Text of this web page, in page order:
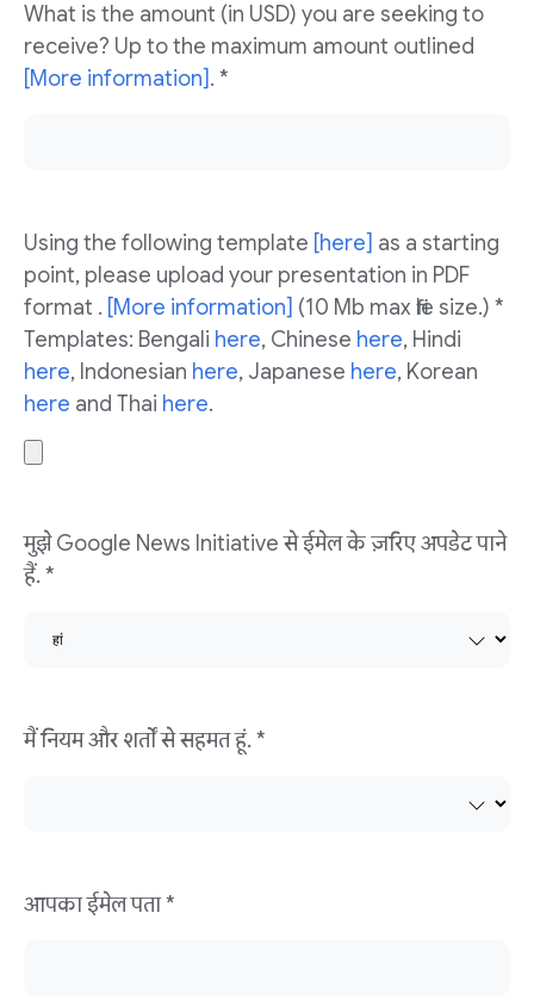
What is the amount (in USD) you are seeking to
receive? Up to the maximum amount outlined
[More information]. *
Using the following template [here] as a starting
point, please upload your presentation in PDF
format . [More information] (10 Mb max file size.) *
Templates: Bengali here, Chinese here, Hindi
here, Indonesian here, Japanese here, Korean
here and Thai here.
मुझे Google News Initiative से ईमेल के ज़रिए अपडेट पाने
हैं. *
मैं नियम और शर्तों से सहमत हूं. *
आपका ईमेल पता *